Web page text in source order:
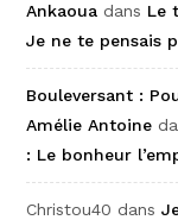
Ankaoua dans Le
Je ne te pensais
Bouleversant :
Amélie Antoine
: Le bonheur
Christou40 dans